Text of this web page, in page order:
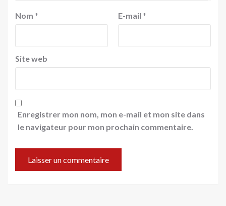
Nom * E-mail *
Site web
Enregistrer mon nom, mon e-mail et mon site dans
le navigateur pour mon prochain commentaire.